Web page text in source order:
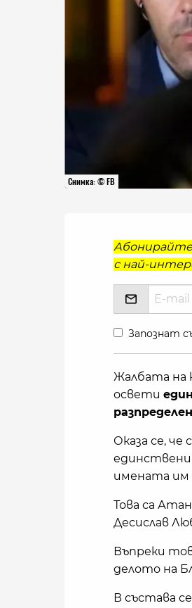
Снимка: © FB
Абонирайте
с най-
Запознат
Жалбата на
освети
Оказа се,
имената им
Това са
Десислав
Въпреки
делото на
В състава